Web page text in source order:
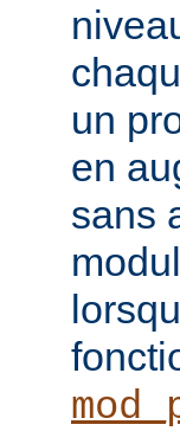
un
en
sans